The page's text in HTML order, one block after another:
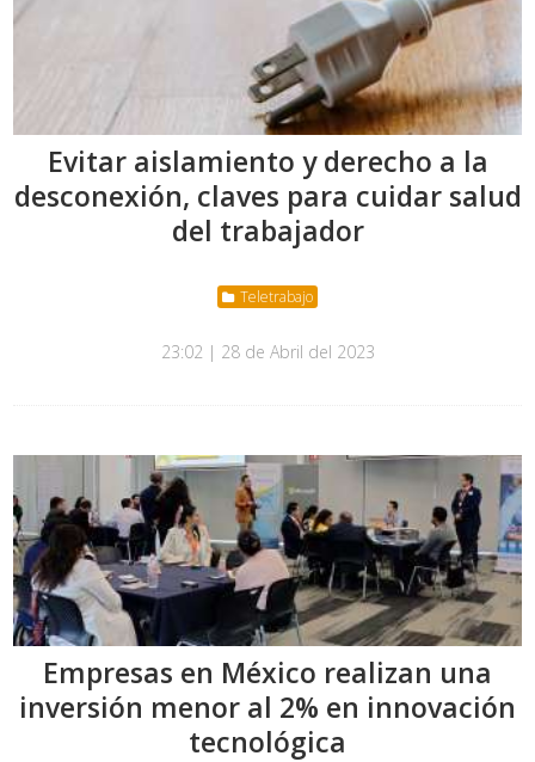
Evitar aislamiento y derecho a la
desconexión, claves para cuidar salud
del trabajador
Teletrabajo
23:02 | 28 de Abril del 2023
Empresas en México realizan una
inversión menor al 2% en innovación
tecnológica